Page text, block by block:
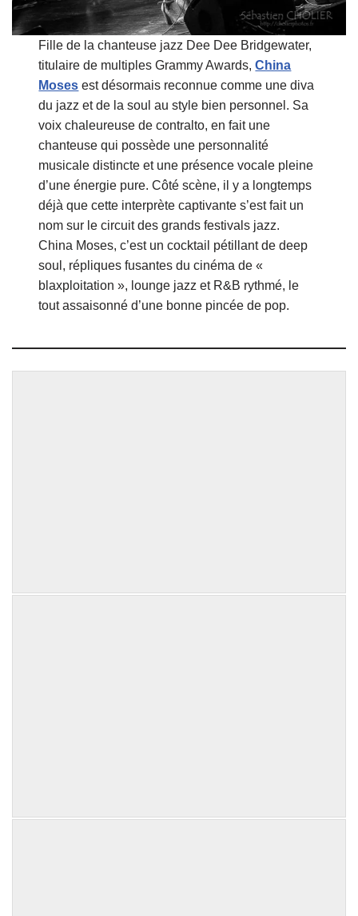
Fille de la chanteuse jazz Dee Dee Bridgewater,
titulaire de multiples Grammy Awards,China
Moses est désormais reconnue comme une diva
du jazz et de la soul au style bien personnel. Sa
voix chaleureuse de contralto, en fait une
chanteuse qui possède une personnalité
musicale distincte et une présence vocale pleine
d’une énergie pure. Côté scène, il y a longtemps
déjà que cette interprète captivante s’est fait un
nom sur le circuit des grands festivals jazz.
China Moses, c’est un cocktail pétillant de deep
soul, répliques fusantes du cinéma de «
blaxploitation », lounge jazz et R&B rythmé, le
tout assaisonné d’une bonne pincée de pop.